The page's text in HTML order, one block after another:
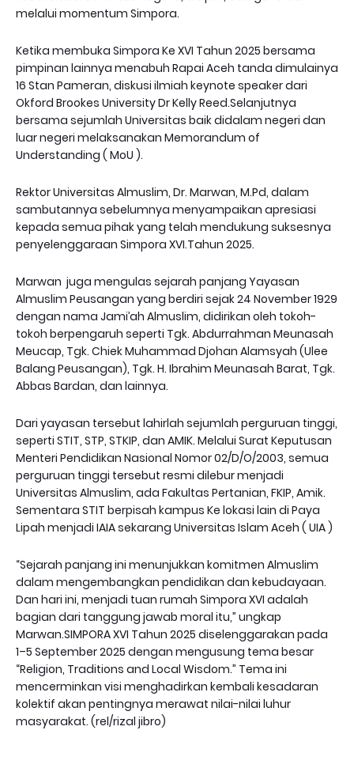
melalui momentum Simpora.
Ketika membuka Simpora Ke XVI Tahun 2025 bersama
pimpinan lainnya menabuh Rapai Aceh tanda dimulainya
16 Stan Pameran, diskusi ilmiah keynote speaker dari
Okford Brookes University Dr Kelly Reed.Selanjutnya
bersama sejumlah Universitas baik didalam negeri dan
luar negeri melaksanakan Memorandum of
Understanding ( MoU ).
Rektor Universitas Almuslim, Dr. Marwan, M.Pd, dalam
sambutannya sebelumnya menyampaikan apresiasi
kepada semua pihak yang telah mendukung suksesnya
penyelenggaraan Simpora XVI.Tahun 2025.
Marwan juga mengulas sejarah panjang Yayasan
Almuslim Peusangan yang berdiri sejak 24 November 1929
dengan nama Jami’ah Almuslim, didirikan oleh tokoh-
tokoh berpengaruh seperti Tgk. Abdurrahman Meunasah
Meucap, Tgk. Chiek Muhammad Djohan Alamsyah (Ulee
Balang Peusangan), Tgk. H. Ibrahim Meunasah Barat, Tgk.
Abbas Bardan, dan lainnya.
Dari yayasan tersebut lahirlah sejumlah perguruan tinggi,
seperti STIT, STP, STKIP, dan AMIK. Melalui Surat Keputusan
Menteri Pendidikan Nasional Nomor 02/D/O/2003, semua
perguruan tinggi tersebut resmi dilebur menjadi
Universitas Almuslim, ada Fakultas Pertanian, FKIP, Amik.
Sementara STIT berpisah kampus Ke lokasi lain di Paya
Lipah menjadi IAIA sekarang Universitas Islam Aceh ( UIA )
“Sejarah panjang ini menunjukkan komitmen Almuslim
dalam mengembangkan pendidikan dan kebudayaan.
Dan hari ini, menjadi tuan rumah Simpora XVI adalah
bagian dari tanggung jawab moral itu,” ungkap
Marwan.SIMPORA XVI Tahun 2025 diselenggarakan pada
1–5 September 2025 dengan mengusung tema besar
“Religion, Traditions and Local Wisdom.” Tema ini
mencerminkan visi menghadirkan kembali kesadaran
kolektif akan pentingnya merawat nilai-nilai luhur
masyarakat. (rel/rizal jibro)